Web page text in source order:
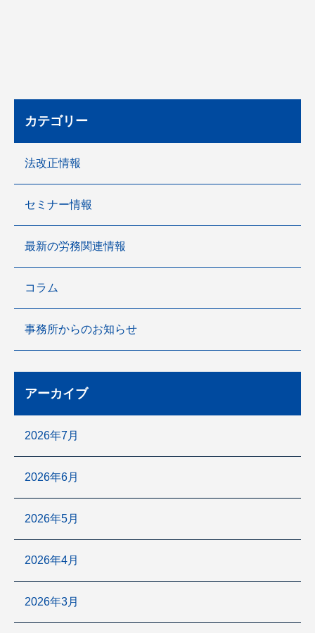
カテゴリー
法改正情報
セミナー情報
最新の労務関連情報
コラム
事務所からのお知らせ
アーカイブ
2026年7月
2026年6月
2026年5月
2026年4月
2026年3月